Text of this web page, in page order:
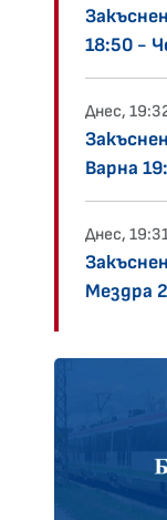
18:50 -
Днес,
Варна
Днес,
Мездра